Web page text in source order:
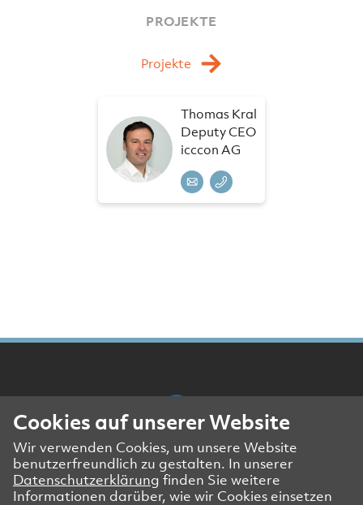
PROJEKTE
Projekte
Thomas Kral
Deputy CEO
icccon AG
Presse- und Medienkontakt
Impressum
Datenschutzerklärung Website
Cookies auf unserer Website
Wir verwenden Cookies, um unsere Website
benutzerfreundlich zu gestalten. In unserer
Datenschutzerklärung finden Sie weitere
Informationen darüber, wie wir Cookies einsetzen